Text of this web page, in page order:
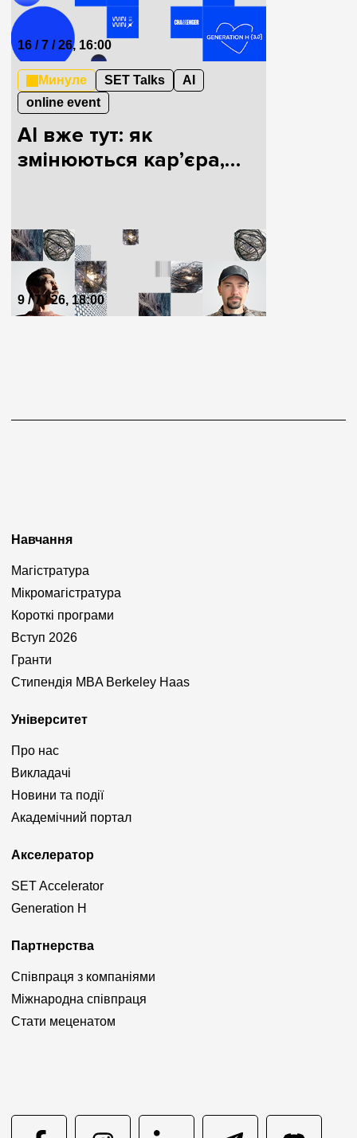
16 / 7 / 26, 16:00
Минуле SET Talks
AI
online event
AI вже тут: як
змінюються кар’єра,
9 / 7 / 26, 18:00
Навчання
Магістратура
Мікромагістратура
Короткі програми
Вступ 2026
Гранти
Стипендія MBA Berkeley Haas
Університет
Про нас
Викладачі
Новини та події
Академічний портал
Акселератор
SET Accelerator
Generation H
Партнерства
Співпраця з компаніями
Міжнародна співпраця
Стати меценатом